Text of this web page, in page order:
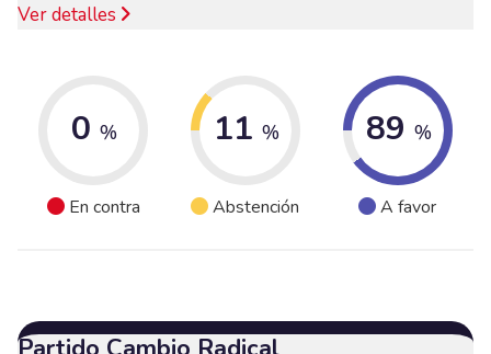
Ver detalles
0 %
En contra
11 %
Abstención
89 %
A favor